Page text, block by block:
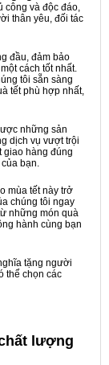
công và độc đáo,
thân yêu, đối tác
đầu, đảm bảo
cách tốt nhất.
tôi sẵn sàng
tết phù hợp nhất,
những sản
dịch vụ vượt trội
giao hàng đúng
bạn.
mùa tết này trở
chúng tôi ngay
những món quà
hành cùng bạn
tặng người
thể chọn các
lượng